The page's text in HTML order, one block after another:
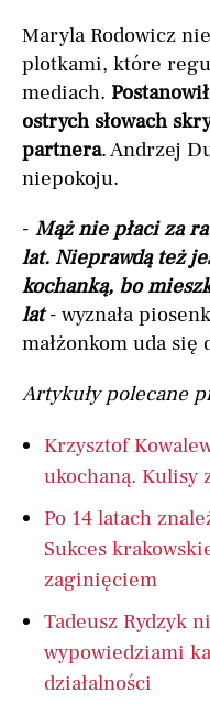
Maryla Rodowicz
plotkami, które
mediach.
ostrych słowach
partnera. Andrzej
niepokoju.
- Mąż nie płaci za
lat. Nieprawdą też
kochanką, bo
lat- wyznała
małżonkom uda
Artykuły polecane
Krzysztof
ukochaną. Kulisy
Po 14 latach
Sukces
zaginięciem
Tadeusz Rydzyk
wypowiedziami
działalności